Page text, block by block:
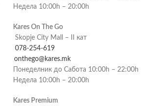
Недела 10:00h – 20:00h
Kares On The Go
Skopje City Mall – II кат
078-254-619
onthego@kares.mk
Понеделник до Сабота 10:00h – 22:00h
Недела 10:00h – 20:00h
Kares Premium